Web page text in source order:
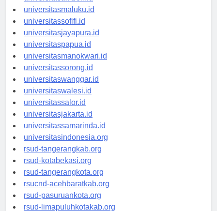
universitasambon.id
universitasmaluku.id
universitassofifi.id
universitasjayapura.id
universitaspapua.id
universitasmanokwari.id
universitassorong.id
universitaswanggar.id
universitaswalesi.id
universitassalor.id
universitasjakarta.id
universitassamarinda.id
universitasindonesia.org
rsud-tangerangkab.org
rsud-kotabekasi.org
rsud-tangerangkota.org
rsucnd-acehbaratkab.org
rsud-pasuruankota.org